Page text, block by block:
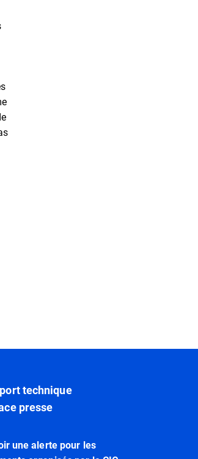
technique
presse
une alerte pour les